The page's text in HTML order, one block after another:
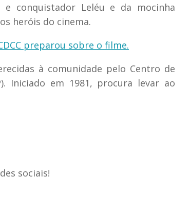
conquistador Leléu e da mocinha
heróis do cinema.
preparou sobre o filme.
à comunidade pelo Centro de
Iniciado em 1981, procura levar ao
sociais!